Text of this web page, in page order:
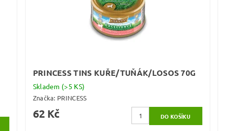
PRINCESS TINS KUŘE/TUŇÁK/LOSOS 70G
Skladem (>5 KS)
Značka: PRINCESS
62 Kč